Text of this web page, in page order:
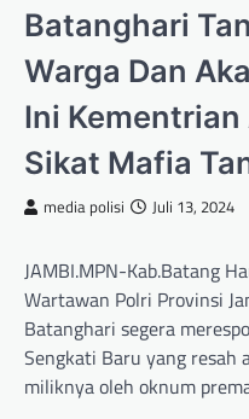
Batanghari
Warga Dan
Ini Kementrian
Sikat Mafia
media polisi Juli 13, 2024
JAMBI.MPN-Kab.Batang
Wartawan Polri Provinsi
Batanghari segera
Sengkati Baru yang resah
miliknya oleh oknum